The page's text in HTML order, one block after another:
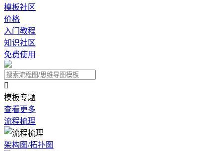
模板社区
价格
入门教程
知识社区
免费使用

模板专题
查看更多
流程梳理
架构图/拓扑图